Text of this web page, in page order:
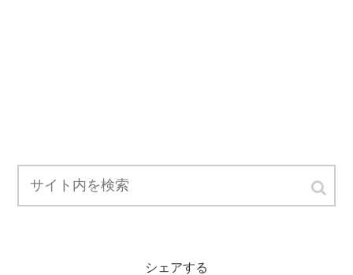
シェアする